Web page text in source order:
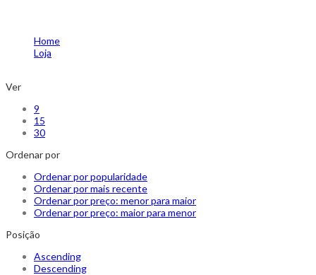
Home
Loja
Ver
9
15
30
Ordenar por
Ordenar por popularidade
Ordenar por mais recente
Ordenar por preço: menor para maior
Ordenar por preço: maior para menor
Posição
Ascending
Descending